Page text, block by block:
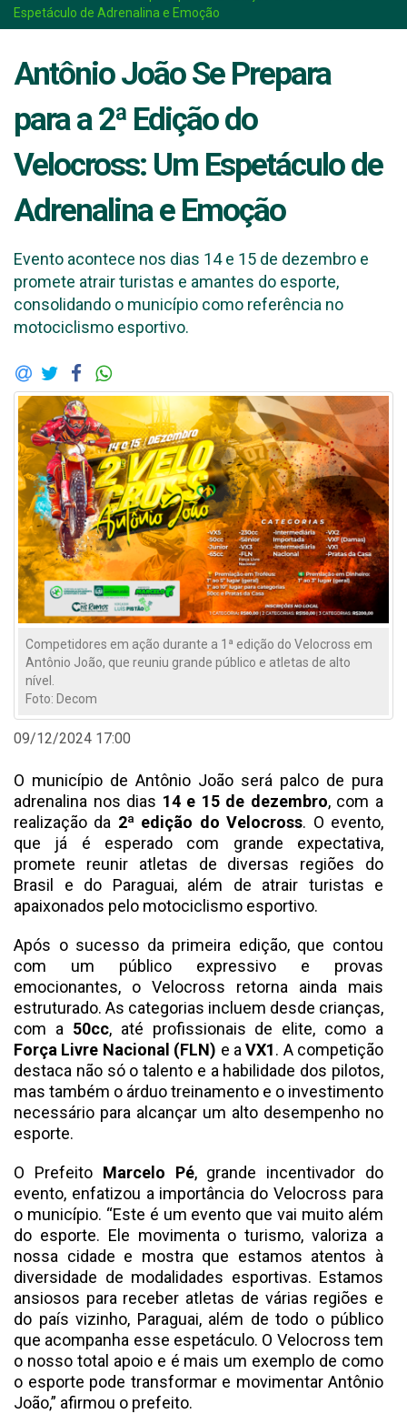
Espetáculo de Adrenalina e Emoção
Antônio João Se Prepara
para a 2ª Edição do
Velocross: Um Espetáculo de
Adrenalina e Emoção
Evento acontece nos dias 14 e 15 de dezembro e
promete atrair turistas e amantes do esporte,
consolidando o município como referência no
motociclismo esportivo.
Competidores em ação durante a 1ª edição do Velocross em
Antônio João, que reuniu grande público e atletas de alto
nível.
Foto: Decom
09/12/2024 17:00
O município de Antônio João será palco de pura
adrenalina nos dias 14 e 15 de dezembro, com a
realização da 2ª edição do Velocross. O evento,
que já é esperado com grande expectativa,
promete reunir atletas de diversas regiões do
Brasil e do Paraguai, além de atrair turistas e
apaixonados pelo motociclismo esportivo.
Após o sucesso da primeira edição, que contou
com um público expressivo e provas
emocionantes, o Velocross retorna ainda mais
estruturado. As categorias incluem desde crianças,
com a 50cc, até profissionais de elite, como a
Força Livre Nacional (FLN) e aVX1. A competição
destaca não só o talento e a habilidade dos pilotos,
mas também o árduo treinamento e o investimento
necessário para alcançar um alto desempenho no
esporte.
O Prefeito Marcelo Pé, grande incentivador do
evento, enfatizou a importância do Velocross para
o município. “Este é um evento que vai muito além
do esporte. Ele movimenta o turismo, valoriza a
nossa cidade e mostra que estamos atentos à
diversidade de modalidades esportivas. Estamos
ansiosos para receber atletas de várias regiões e
do país vizinho, Paraguai, além de todo o público
que acompanha esse espetáculo. O Velocross tem
o nosso total apoio e é mais um exemplo de como
o esporte pode transformar e movimentar Antônio
João,” afirmou o prefeito.